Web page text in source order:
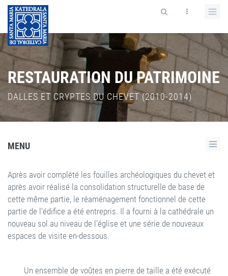
RESTAURATION DU PATRIMOINE
DALLES ET CRYPTES DU CHEVET (2010-2014)
MENU
Après avoir complété les fouilles archéologiques du chevet et
après avoir réalisé la consolidation structurelle de base de
cette même partie, le réaménagement fonctionnel de cette
partie de l'édifice a été entrepris. Il a fourni à la cathédrale un
nouveau sol au niveau de l'église et une série de nouveaux
espaces de visite en-dessous.
Un ensemble de voûtes en pierre de taille a été exécuté